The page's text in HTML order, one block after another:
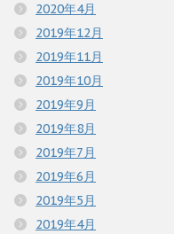
2020年4月
2019年12月
2019年11月
2019年10月
2019年9月
2019年8月
2019年7月
2019年6月
2019年5月
2019年4月